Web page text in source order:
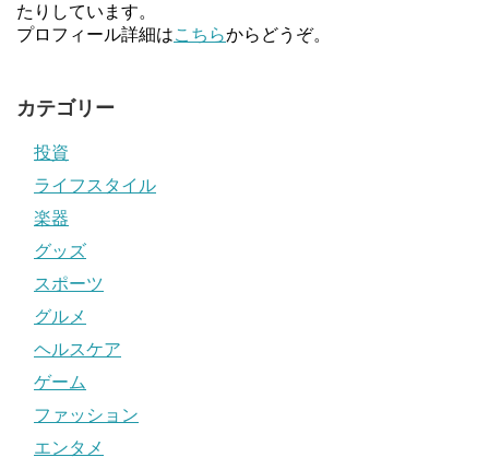
たりしています。
プロフィール詳細はこちらからどうぞ。
カテゴリー
投資
ライフスタイル
楽器
グッズ
スポーツ
グルメ
ヘルスケア
ゲーム
ファッション
エンタメ